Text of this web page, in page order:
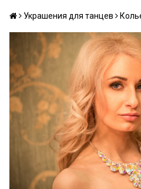
Украшения для танцев